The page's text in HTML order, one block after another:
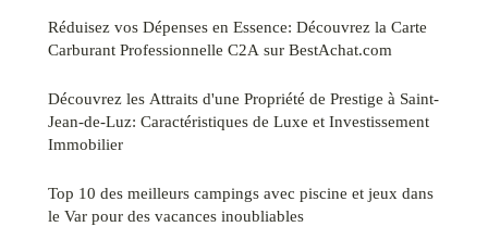
Réduisez vos Dépenses en Essence: Découvrez la Carte
Carburant Professionnelle C2A sur BestAchat.com
Découvrez les Attraits d'une Propriété de Prestige à Saint-
Jean-de-Luz: Caractéristiques de Luxe et Investissement
Immobilier
Top 10 des meilleurs campings avec piscine et jeux dans
le Var pour des vacances inoubliables